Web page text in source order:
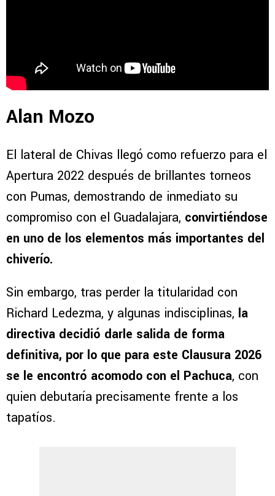
Alan Mozo
El lateral de Chivas llegó como refuerzo para el
Apertura 2022 después de brillantes torneos
con Pumas, demostrando de inmediato su
compromiso con el Guadalajara, convirtiéndose
en uno de los elementos más importantes del
chiverío.
Sin embargo, tras perder la titularidad con
Richard Ledezma, y algunas indisciplinas, la
directiva decidió darle salida de forma
definitiva, por lo que para este Clausura 2026
se le encontró acomodo con el Pachuca, con
quien debutaría precisamente frente a los
tapatíos.